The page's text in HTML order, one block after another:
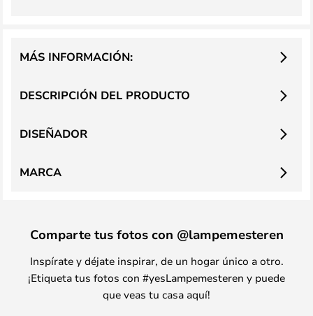
DESCRIPCIÓN DEL PRODUCTO
MÁS INFORMACIÓN:
DISEÑADOR
MARCA
Comparte tus fotos con @lampemesteren
Inspírate y déjate inspirar, de un hogar único a otro.
¡Etiqueta tus fotos con #yesLampemesteren y puede
que veas tu casa aquí!